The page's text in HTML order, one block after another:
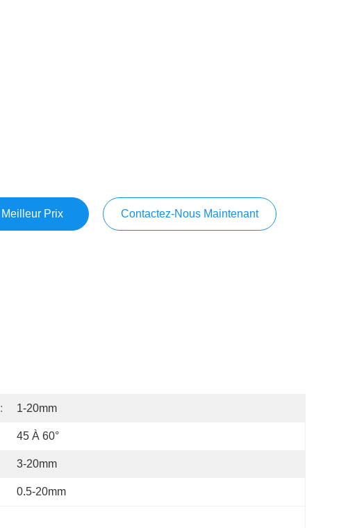
Prix Contactez-Nous Maintenant
1-20mm
45 À 60°
3-20mm
0.5-20mm